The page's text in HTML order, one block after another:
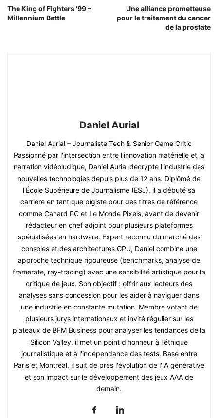
The King of Fighters '99 –
Millennium Battle
Une alliance prometteuse
pour le traitement du cancer
de la prostate
Daniel Aurial
Daniel Aurial – Journaliste Tech & Senior Game Critic
Passionné par l'intersection entre l'innovation matérielle et la
narration vidéoludique, Daniel Aurial décrypte l'industrie des
nouvelles technologies depuis plus de 12 ans. Diplômé de
l'École Supérieure de Journalisme (ESJ), il a débuté sa
carrière en tant que pigiste pour des titres de référence
comme Canard PC et Le Monde Pixels, avant de devenir
rédacteur en chef adjoint pour plusieurs plateformes
spécialisées en hardware. Expert reconnu du marché des
consoles et des architectures GPU, Daniel combine une
approche technique rigoureuse (benchmarks, analyse de
framerate, ray-tracing) avec une sensibilité artistique pour la
critique de jeux. Son objectif : offrir aux lecteurs des
analyses sans concession pour les aider à naviguer dans
une industrie en constante mutation. Membre votant de
plusieurs jurys internationaux et invité régulier sur les
plateaux de BFM Business pour analyser les tendances de la
Silicon Valley, il met un point d'honneur à l'éthique
journalistique et à l'indépendance des tests. Basé entre
Paris et Montréal, il suit de près l'évolution de l'IA générative
et son impact sur le développement des jeux AAA de
demain.